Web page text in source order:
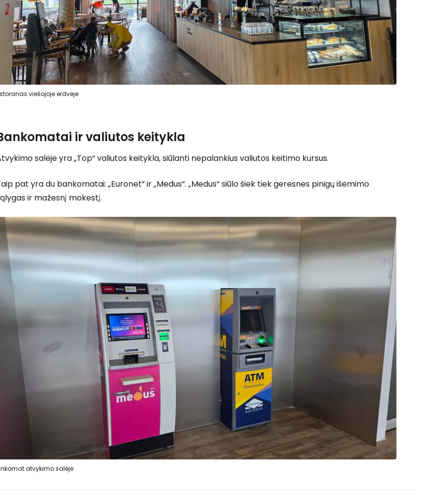
viešojoje erdvėje
ir valiutos keitykla
salėje yra „Top“ valiutos keitykla, siūlanti nepalankius valiutos keitimo kursus.
pat yra du bankomatai: „Euronet“ ir „Medus“. „Medus“ siūlo šiek tiek geresnes pinigų išėmimo
ir mažesnį mokestį.
atvykimo salėje